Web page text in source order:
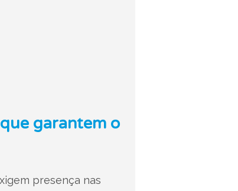
garantem o
presença nas